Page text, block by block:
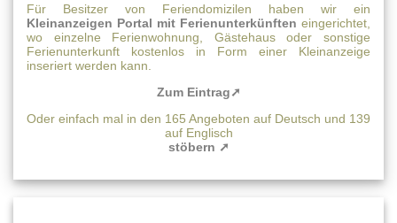
Für Besitzer von Feriendomizilen haben wir ein
Kleinanzeigen Portal mit Ferienunterkünften eingerichtet,
wo einzelne Ferienwohnung, Gästehaus oder sonstige
Ferienunterkunft kostenlos in Form einer Kleinanzeige
inseriert werden kann.
Zum Eintrag➚
Oder einfach mal in den 165 Angeboten auf Deutsch und 139
auf Englisch
stöbern ➚